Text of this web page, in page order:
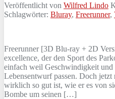
Veröffentlicht von Wilfred Lindo
Schlagwörter: Bluray, Freerunner,
Freerunner [3D Blu-ray + 2D
excellence, der den Sport des
einfach weil Geschwindigkeit und
Lebensentwurf passen. Doch jetzt
wirklich so gut ist, wie er es von
Bombe um seinen […]